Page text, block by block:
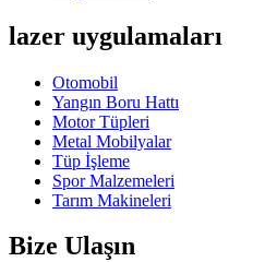
lazer uygulamaları
Otomobil
Yangın Boru Hattı
Motor Tüpleri
Metal Mobilyalar
Tüp İşleme
Spor Malzemeleri
Tarım Makineleri
Bize Ulaşın